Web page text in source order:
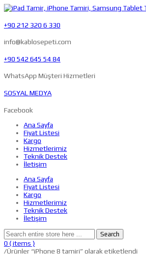
+90 212 320 6 330
info@kablosepeti.com
+90 542 645 54 84
WhatsApp Müşteri Hizmetleri
SOSYAL MEDYA
Facebook
Ana Sayfa
Fiyat Listesi
Kargo
Hizmetlerimiz
Teknik Destek
İletişim
Ana Sayfa
Fiyat Listesi
Kargo
Hizmetlerimiz
Teknik Destek
İletişim
Search
0 ( items )
/Ürünler “iPhone 8 tamiri” olarak etiketlendi